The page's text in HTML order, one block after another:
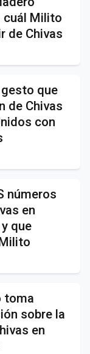
cuál Milito
de Chivas
gesto que
de Chivas
con
números
en
que
toma
sobre la
en